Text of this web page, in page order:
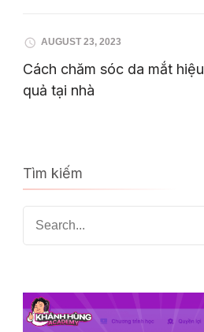
AUGUST 23, 2023
Cách chăm sóc da mắt hiệu
quả tại nhà
Tìm kiếm
Search
for: